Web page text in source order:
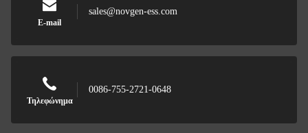
E-mail
sales@novgen-ess.com
Τηλεφώνημα
0086-755-2721-0648